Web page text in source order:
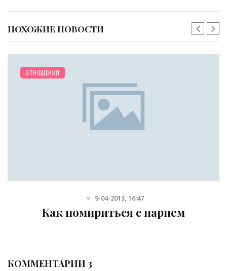
ПОХОЖИЕ НОВОСТИ
ОТНОШЕНИЯ
9-04-2013, 16:47
Как помириться с парнем
КОММЕНТАРИИ 3